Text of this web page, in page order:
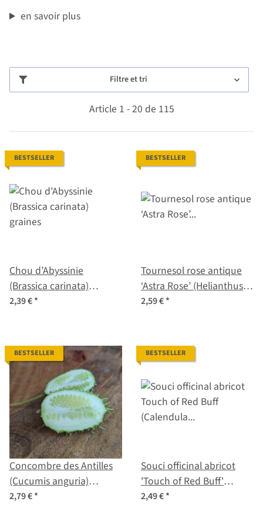
en savoir plus
Filtre et tri
Article 1 - 20 de 115
BESTSELLER
Chou d’Abyssinie
(Brassica carinata)
graines
2,39 €*
BESTSELLER
Tournesol rose antique
‘Astra Rose’ (Helianthus
annuus) graines
2,59 €*
BESTSELLER
Concombre des Antilles
(Cucumis anguria)
graines
2,79 €*
BESTSELLER
Souci officinal abricot
'Touch of Red Buff'
(Calendula officinalis)
2,49 €*